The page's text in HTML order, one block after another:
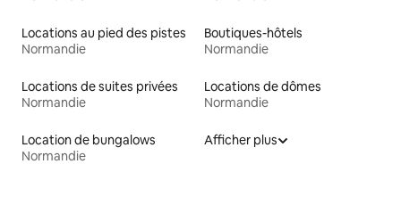
Locations au pied des pistes
Normandie
Boutiques-hôtels
Normandie
Locations de suites privées
Normandie
Locations de dômes
Normandie
Location de bungalows
Normandie
Afficher plus